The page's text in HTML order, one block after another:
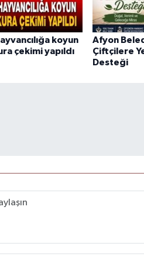
koyun
çekimi yapıldı
Afyon
Çiftçilere
Desteği